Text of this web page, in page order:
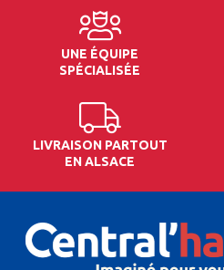
UNE ÉQUIPE
SPÉCIALISÉE
LIVRAISON PARTOUT
EN ALSACE